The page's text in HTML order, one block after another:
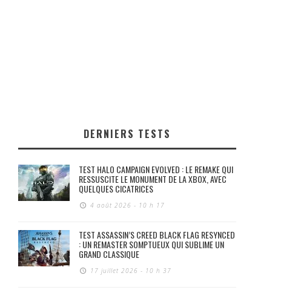
DERNIERS TESTS
TEST HALO CAMPAIGN EVOLVED : LE REMAKE QUI
RESSUSCITE LE MONUMENT DE LA XBOX, AVEC
QUELQUES CICATRICES
4 août 2026 - 10 h 17
TEST ASSASSIN’S CREED BLACK FLAG RESYNCED
: UN REMASTER SOMPTUEUX QUI SUBLIME UN
GRAND CLASSIQUE
17 juillet 2026 - 10 h 37